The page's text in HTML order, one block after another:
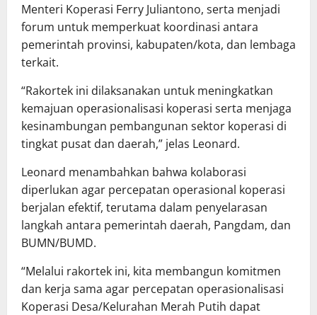
Menteri Koperasi Ferry Juliantono, serta menjadi
forum untuk memperkuat koordinasi antara
pemerintah provinsi, kabupaten/kota, dan lembaga
terkait.
“Rakortek ini dilaksanakan untuk meningkatkan
kemajuan operasionalisasi koperasi serta menjaga
kesinambungan pembangunan sektor koperasi di
tingkat pusat dan daerah,” jelas Leonard.
Leonard menambahkan bahwa kolaborasi
diperlukan agar percepatan operasional koperasi
berjalan efektif, terutama dalam penyelarasan
langkah antara pemerintah daerah, Pangdam, dan
BUMN/BUMD.
“Melalui rakortek ini, kita membangun komitmen
dan kerja sama agar percepatan operasionalisasi
Koperasi Desa/Kelurahan Merah Putih dapat